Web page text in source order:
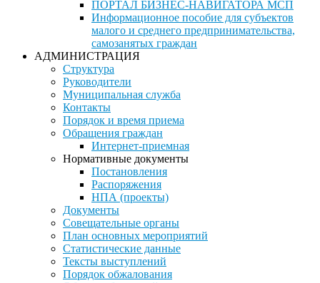
ПОРТАЛ БИЗНЕС-НАВИГАТОРА МСП
Информационное пособие для субъектов
малого и среднего предпринимательства,
самозанятых граждан
АДМИНИСТРАЦИЯ
Структура
Руководители
Муниципальная служба
Контакты
Порядок и время приема
Обращения граждан
Интернет-приемная
Нормативные документы
Постановления
Распоряжения
НПА (проекты)
Документы
Совещательные органы
План основных мероприятий
Статистические данные
Тексты выступлений
Порядок обжалования